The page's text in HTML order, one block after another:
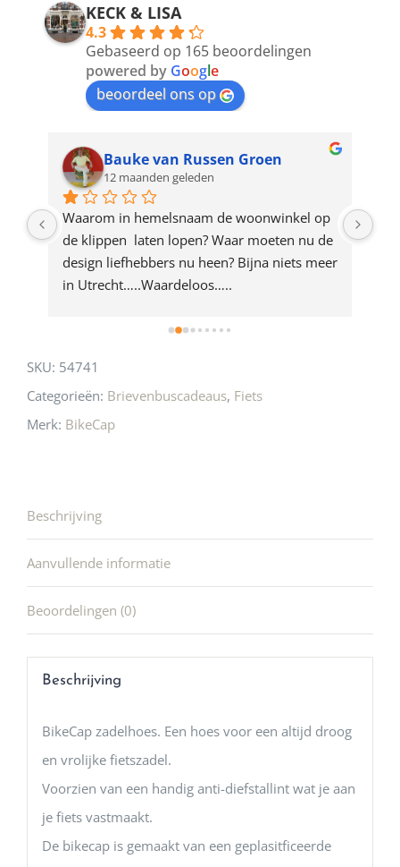
address
product
KECK & LISA
4.3
Gebaseerd op 165 beoordelingen
powered by Google
beoordeel ons op
Bauke van Russen Groen
12 maanden geleden
Waarom in hemelsnaam de woonwinkel op
de klippen  laten lopen? Waar moeten nu de
design liefhebbers nu heen? Bijna niets meer
in Utrecht…..Waardeloos…..
SKU: 54741
Categorieën: Brievenbuscadeaus, Fiets
Merk: BikeCap
Beschrijving
Aanvullende informatie
Beoordelingen (0)
Beschrijving
BikeCap zadelhoes. Een hoes voor een altijd droog
en vrolijke fietszadel.
Voorzien van een handig anti-diefstallint wat je aan
je fiets vastmaakt.
De bikecap is gemaakt van een geplasitficeerde